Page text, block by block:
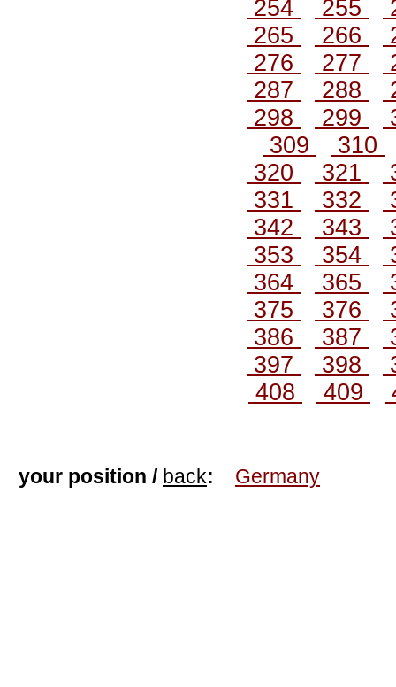
254
255
265
266
276
277
287
288
298
299
309
310
320
321
331
332
342
343
353
354
364
365
375
376
386
387
397
398
408
409
your position / back: Germany